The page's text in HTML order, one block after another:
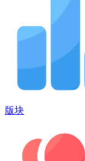
版块